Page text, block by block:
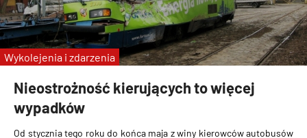
Nieostrożność kierujących to więcej
wypadków
Od stycznia tego roku do końca maja z winy kierowców autobusów
Wykolejenia i zdarzenia